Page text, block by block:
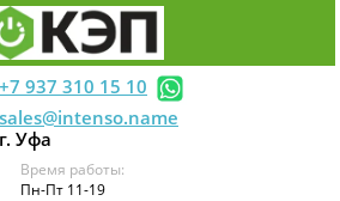
+7 937 310 15 10
sales@intenso.name
г. Уфа
Время работы:
Пн-Пт 11-19